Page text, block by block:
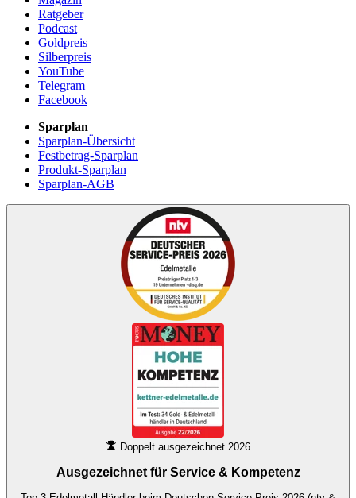
Ratgeber
Podcast
Goldpreis
Silberpreis
YouTube
Telegram
Facebook
Sparplan
Sparplan-Übersicht
Festbetrag-Sparplan
Produkt-Sparplan
Sparplan-AGB
Doppelt ausgezeichnet 2026
Ausgezeichnet für Service & Kompetenz